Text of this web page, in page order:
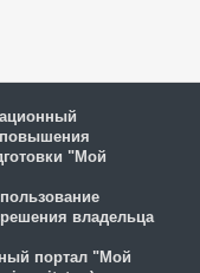
повышения
"Мой
владельца
портал "Мой